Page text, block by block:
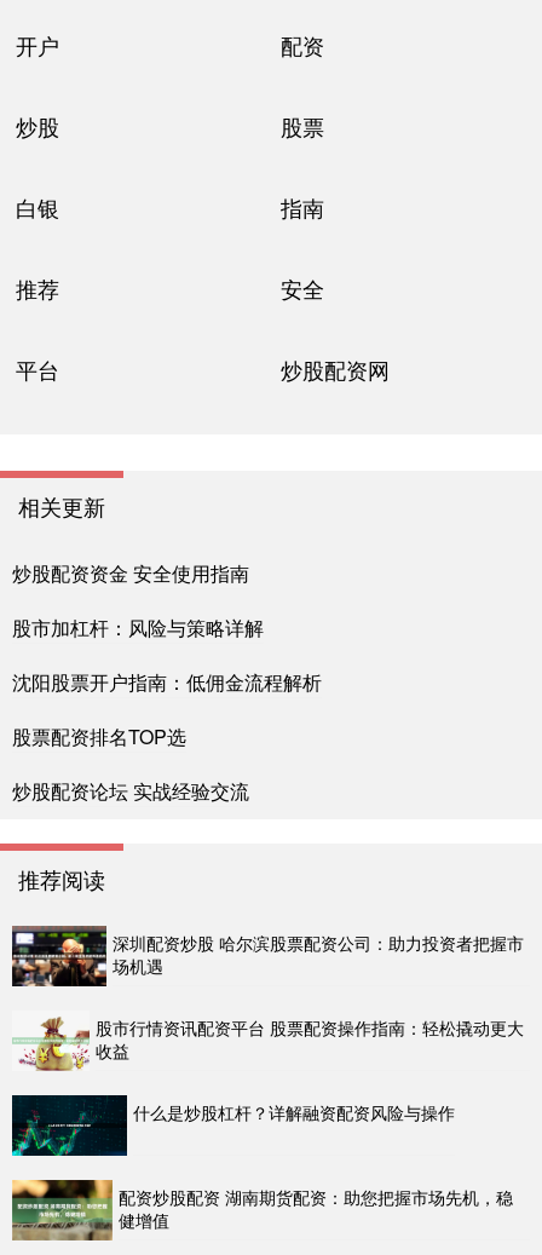
开户 配资
炒股 股票
白银 指南
推荐 安全
平台 炒股配资网
相关更新
炒股配资资金 安全使用指南
股市加杠杆：风险与策略详解
沈阳股票开户指南：低佣金流程解析
股票配资排名TOP选
炒股配资论坛 实战经验交流
推荐阅读
深圳配资炒股 哈尔滨股票配资公司：助力投资者把握市
场机遇
股市行情资讯配资平台 股票配资操作指南：轻松撬动更大
收益
什么是炒股杠杆？详解融资配资风险与操作
配资炒股配资 湖南期货配资：助您把握市场先机，稳
健增值